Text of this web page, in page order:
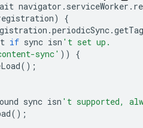
navigator . serviceWorker .
)
{
.periodicSync.
if sync isn 't set up.
sync' ))
{
();
sync isn 't supported,
();